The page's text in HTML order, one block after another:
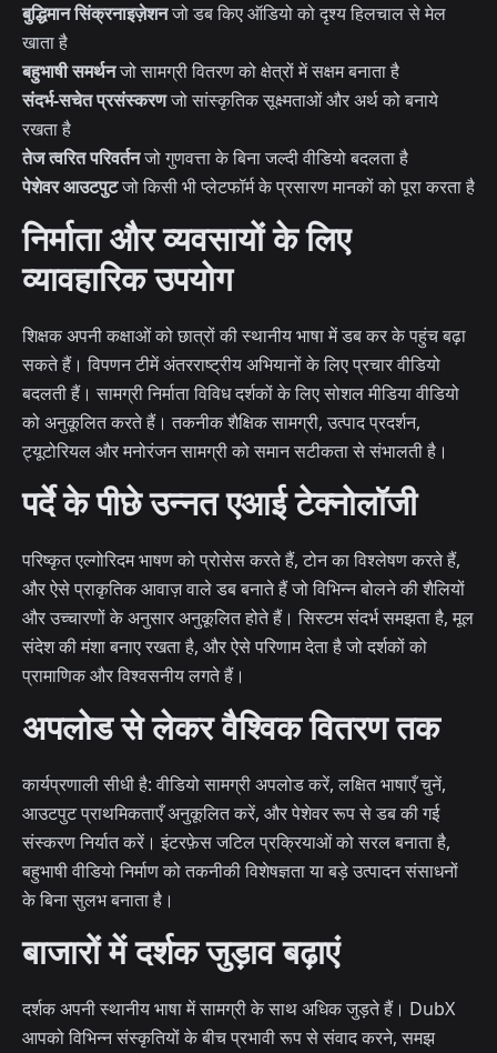
बुद्धिमान सिंक्रनाइज़ेशनजो डब किए ऑडियो को दृश्य हिलचाल से मेल
खाता है
बहुभाषी समर्थनजो सामग्री वितरण को क्षेत्रों में सक्षम बनाता है
संदर्भ-सचेत प्रसंस्करणजो सांस्कृतिक सूक्ष्मताओं और अर्थ को बनाये
रखता है
तेज त्वरित परिवर्तनजो गुणवत्ता के बिना जल्दी वीडियो बदलता है
पेशेवर आउटपुटजो किसी भी प्लेटफॉर्म के प्रसारण मानकों को पूरा करता है
निर्माता और व्यवसायों के लिए
व्यावहारिक उपयोग
शिक्षक अपनी कक्षाओं को छात्रों की स्थानीय भाषा में डब कर के पहुंच बढ़ा
सकते हैं। विपणन टीमें अंतरराष्ट्रीय अभियानों के लिए प्रचार वीडियो
बदलती हैं। सामग्री निर्माता विविध दर्शकों के लिए सोशल मीडिया वीडियो
को अनुकूलित करते हैं। तकनीक शैक्षिक सामग्री, उत्पाद प्रदर्शन,
ट्यूटोरियल और मनोरंजन सामग्री को समान सटीकता से संभालती है।
पर्दे के पीछे उन्नत एआई टेक्नोलॉजी
परिष्कृत एल्गोरिदम भाषण को प्रोसेस करते हैं, टोन का विश्लेषण करते हैं,
और ऐसे प्राकृतिक आवाज़ वाले डब बनाते हैं जो विभिन्न बोलने की शैलियों
और उच्चारणों के अनुसार अनुकूलित होते हैं। सिस्टम संदर्भ समझता है, मूल
संदेश की मंशा बनाए रखता है, और ऐसे परिणाम देता है जो दर्शकों को
प्रामाणिक और विश्वसनीय लगते हैं।
अपलोड से लेकर वैश्विक वितरण तक
कार्यप्रणाली सीधी है: वीडियो सामग्री अपलोड करें, लक्षित भाषाएँ चुनें,
आउटपुट प्राथमिकताएँ अनुकूलित करें, और पेशेवर रूप से डब की गई
संस्करण निर्यात करें। इंटरफ़ेस जटिल प्रक्रियाओं को सरल बनाता है,
बहुभाषी वीडियो निर्माण को तकनीकी विशेषज्ञता या बड़े उत्पादन संसाधनों
के बिना सुलभ बनाता है।
बाजारों में दर्शक जुड़ाव बढ़ाएं
दर्शक अपनी स्थानीय भाषा में सामग्री के साथ अधिक जुड़ते हैं। DubX
आपको विभिन्न संस्कृतियों के बीच प्रभावी रूप से संवाद करने, समझ